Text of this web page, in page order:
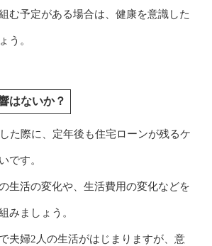
む予定がある場合は、健康を意識した
う。
はないか？
た際に、定年後も住宅ローンが残るケ
です。
生活の変化や、生活費用の変化などを
みましょう。
夫婦2人の生活がはじまりますが、意